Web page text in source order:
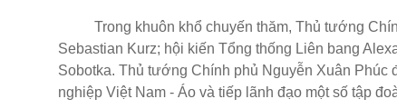
Trong khuôn khổ chuyến thăm, Thủ tướng
Sebastian Kurz; hội kiến Tổng thống Liên bang
Sobotka. Thủ tướng Chính phủ Nguyễn Xuân Phúc
nghiệp Việt Nam - Áo và tiếp lãnh đạo một số tập